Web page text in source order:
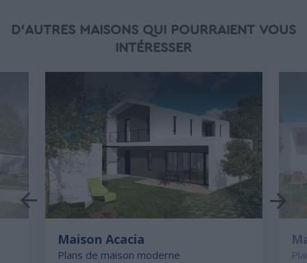
D'AUTRES MAISONS QUI POURRAIENT VOUS
INTÉRESSER
Maison Acacia
Plans de maison moderne